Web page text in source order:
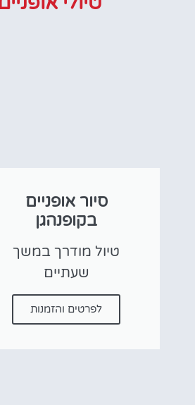
פה!
סיור אופניים
בקופנהגן
טיול מודרך במשך
שעתיים
לפרטים והזמנות